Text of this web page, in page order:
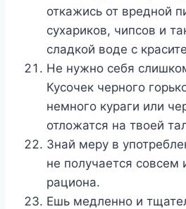
откажись от вредной
сухариков, чипсов и
сладкой воде с
Не нужно себя
Кусочек черного
немного кураги или
отложатся на твоей
Знай меру в
не получается совсем
рациона.
Ешь медленно и